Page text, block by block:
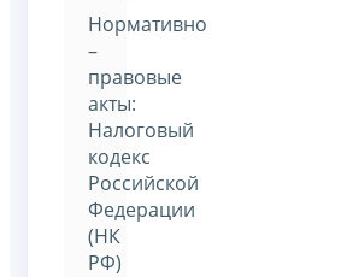
Нормативно
–
правовые
акты:
Налоговый
кодекс
Российской
Федерации
(НК
РФ)